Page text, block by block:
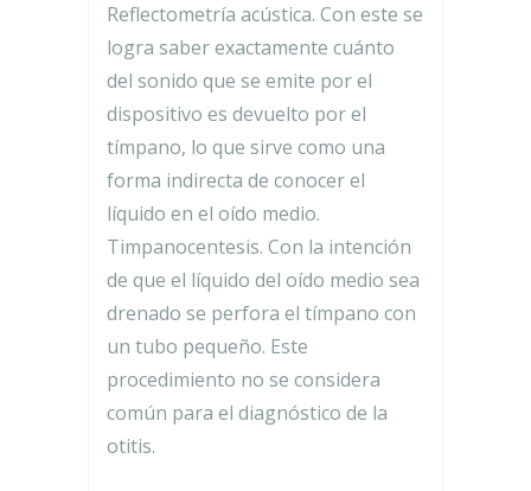
Reflectometría acústica. Con este se
logra saber exactamente cuánto
del sonido que se emite por el
dispositivo es devuelto por el
tímpano, lo que sirve como una
forma indirecta de conocer el
líquido en el oído medio.
Timpanocentesis. Con la intención
de que el líquido del oído medio sea
drenado se perfora el tímpano con
un tubo pequeño. Este
procedimiento no se considera
común para el diagnóstico de la
otitis.